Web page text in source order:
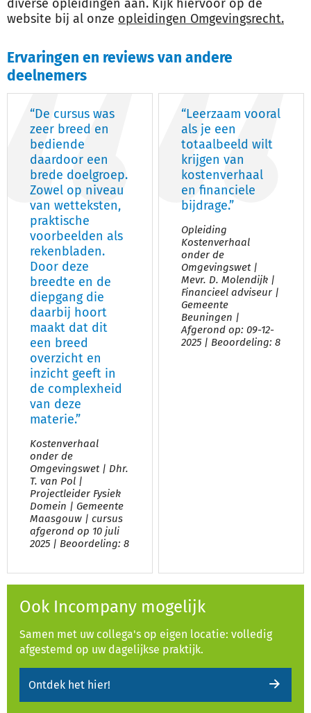
diverse opleidingen aan. Kijk hiervoor op de
website bij al onze opleidingen Omgevingsrecht.
Ervaringen en reviews van andere
deelnemers
“De cursus was
zeer breed en
bediende
daardoor een
brede doelgroep.
Zowel op niveau
van wetteksten,
praktische
voorbeelden als
rekenbladen.
Door deze
breedte en de
diepgang die
daarbij hoort
maakt dat dit
een breed
overzicht en
inzicht geeft in
de complexheid
van deze
materie.”
Kostenverhaal
onder de
Omgevingswet | Dhr.
T. van Pol |
Projectleider Fysiek
Domein | Gemeente
Maasgouw | cursus
afgerond op 10 juli
2025 | Beoordeling: 8
“Leerzaam vooral
als je een
totaalbeeld wilt
krijgen van
kostenverhaal
en financiele
bijdrage.”
Opleiding
Kostenverhaal
onder de
Omgevingswet |
Mevr. D. Molendijk |
Financieel adviseur |
Gemeente
Beuningen |
Afgerond op: 09-12-
2025 | Beoordeling: 8
Ook Incompany mogelijk
Samen met uw collega's op eigen locatie: volledig
afgestemd op uw dagelijkse praktijk.
Ontdek het hier!